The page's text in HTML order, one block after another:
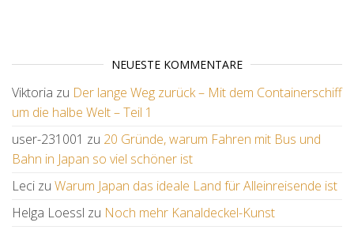
NEUESTE KOMMENTARE
Viktoria zu Der lange Weg zurück – Mit dem Containerschiff
um die halbe Welt – Teil 1
user-231001 zu 20 Gründe, warum Fahren mit Bus und
Bahn in Japan so viel schöner ist
Leci zu Warum Japan das ideale Land für Alleinreisende ist
Helga Loessl zu Noch mehr Kanaldeckel-Kunst